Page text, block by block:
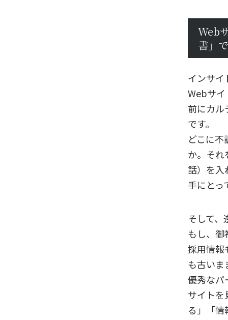
Web
書」
インサイ
Webサ
前にカル
です。
どこに
か。それ
話）を入
手にとっ
そして、
もし、御
採用情報
も古いま
優秀なパ
サイトを
る」「